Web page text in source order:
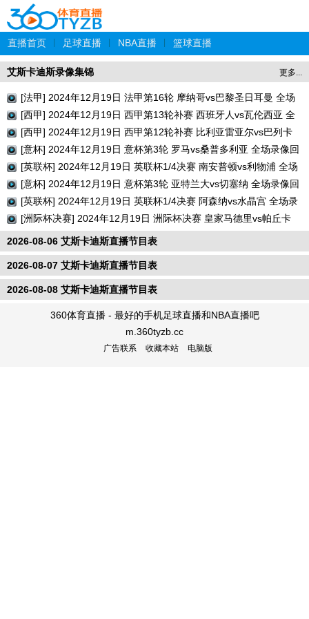
直播首页 足球直播 NBA直播 篮球直播
更多...
艾斯卡迪斯录像集锦
[法甲] 2024年12月19日 法甲第16轮 摩纳哥vs巴黎圣日耳曼 全场
录像回放
[西甲] 2024年12月19日 西甲第13轮补赛 西班牙人vs瓦伦西亚 全
场录像回放
[西甲] 2024年12月19日 西甲第12轮补赛 比利亚雷亚尔vs巴列卡
诺 全场录像回放
[意杯] 2024年12月19日 意杯第3轮 罗马vs桑普多利亚 全场录像回
放
[英联杯] 2024年12月19日 英联杯1/4决赛 南安普顿vs利物浦 全场
录像回放
[意杯] 2024年12月19日 意杯第3轮 亚特兰大vs切塞纳 全场录像回
放
[英联杯] 2024年12月19日 英联杯1/4决赛 阿森纳vs水晶宫 全场录
像回放
[洲际杯决赛] 2024年12月19日 洲际杯决赛 皇家马德里vs帕丘卡
全场录像回放
2026-08-06 艾斯卡迪斯直播节目表
2026-08-07 艾斯卡迪斯直播节目表
2026-08-08 艾斯卡迪斯直播节目表
360体育直播 - 最好的手机足球直播和NBA直播吧
m.360tyzb.cc
广告联系 收藏本站 电脑版